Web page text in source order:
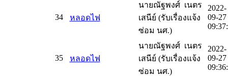
34 หลอดไฟ
นายณัฐพงศ์ เนตร
เสนีย์ (รับเรื่องแจ้ง
ซ่อม นศ.)
2022-
09-27
35 หลอดไฟ
นายณัฐพงศ์ เนตร
เสนีย์ (รับเรื่องแจ้ง
ซ่อม นศ.)
2022-
09-27